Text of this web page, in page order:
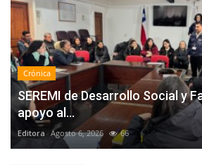
Crónica
SEREMI de Desarrollo Social y
apoyo al...
Editora Agosto 6, 2026 66